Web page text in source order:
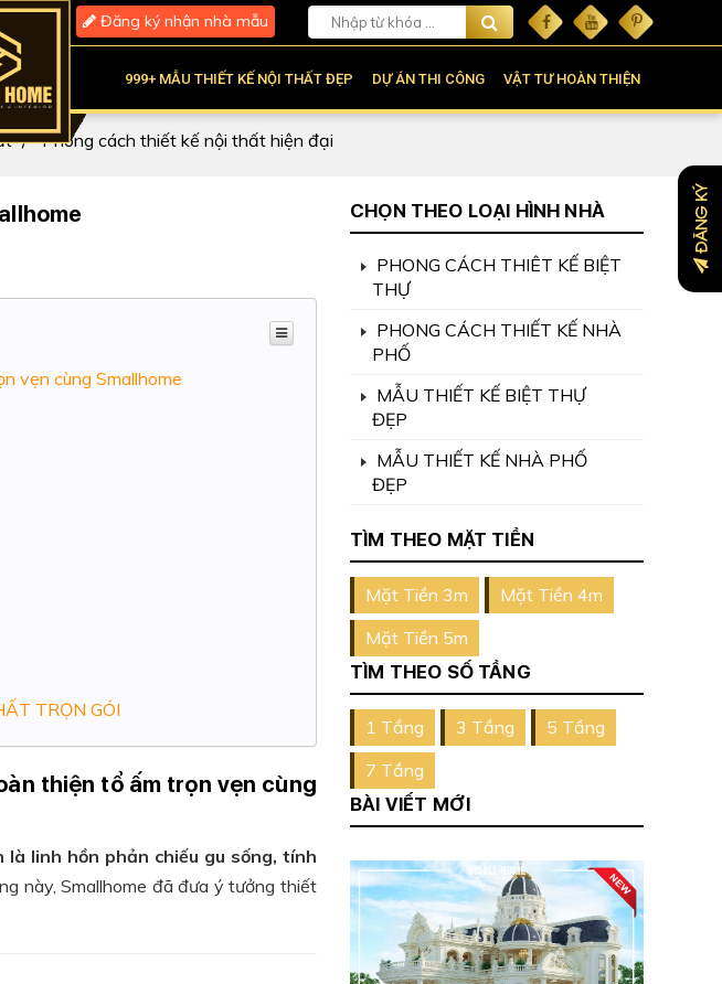
Đăng ký nhận nhà mẫu
999+ MẪU THIẾT KẾ NỘI THẤT ĐẸP DỰ ÁN THI CÔNG VẬT TƯ HOÀN THIỆN
Phong cách thiết kế nội thất hiện đại
vẹn cùng Smallhome
TRỌN GÓI
thiện tổ ấm trọn vẹn cùng
linh hồn phản chiếu gu sống, tính
này, Smallhome đã đưa ý tưởng thiết
CHỌN THEO LOẠI HÌNH NHÀ
PHONG CÁCH THIÊT KẾ BIỆT
THỰ
PHONG CÁCH THIẾT KẾ NHÀ
PHỐ
MẪU THIẾT KẾ BIỆT THỰ
ĐẸP
MẪU THIẾT KẾ NHÀ PHỐ
ĐẸP
TÌM THEO MẶT TIỀN
Mặt Tiền 3m
Mặt Tiền 4m
Mặt Tiền 5m
TÌM THEO SỐ TẦNG
1 Tầng 3 Tầng
5 Tầng
7 Tầng
BÀI VIẾT MỚI
ĐĂNG KÝ